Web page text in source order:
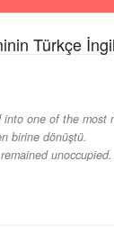
Türkçe
one of the most
birine dönüştü.
unoccupied.